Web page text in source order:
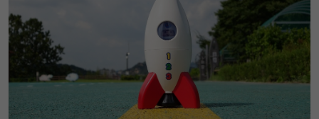
SgCookieOptin.lastPreferences
Anbieter
Cookie Consent / Ahlen
Laufzeit
1 Jahr